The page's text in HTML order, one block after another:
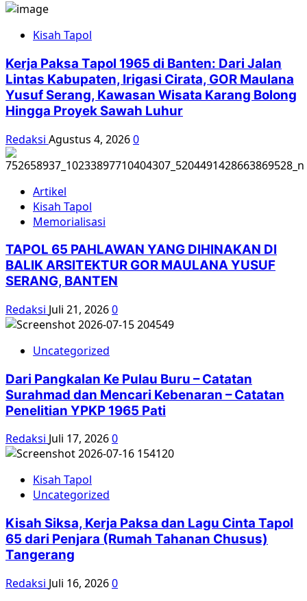
Reformasi
Kisah Tapol
Kerja Paksa Tapol 1965 di Banten: Dari Jalan
Lintas Kabupaten, Irigasi Cirata, GOR Maulana
Yusuf Serang, Kawasan Wisata Karang Bolong
Hingga Proyek Sawah Luhur
Redaksi Agustus 4, 20260
Artikel
Kisah Tapol
Memorialisasi
TAPOL 65 PAHLAWAN YANG DIHINAKAN DI
BALIK ARSITEKTUR GOR MAULANA YUSUF
SERANG, BANTEN
Redaksi Juli 21, 20260
Uncategorized
Dari Pangkalan Ke Pulau Buru – Catatan
Surahmad dan Mencari Kebenaran – Catatan
Penelitian YPKP 1965 Pati
Redaksi Juli 17, 20260
Kisah Tapol
Uncategorized
Kisah Siksa, Kerja Paksa dan Lagu Cinta Tapol
65 dari Penjara (Rumah Tahanan Chusus)
Tangerang
Redaksi Juli 16, 20260